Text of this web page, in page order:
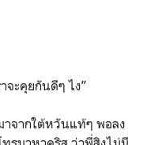
ะคุยกันดีๆ ไง”
จากใต้หวันแท้ๆ พอลง